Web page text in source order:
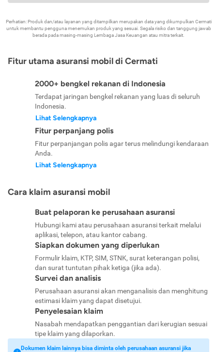
Perhatian: Produk dan/atau layanan yang ditampilkan merupakan data yang dikumpulkan Cermati
untuk membantu pengguna menemukan produk yang sesuai. Segala risiko dan tanggung jawab
berada pada masing-masing Lembaga Jasa Keuangan atau mitra terkait.
Fitur utama asuransi mobil di Cermati
2000+ bengkel rekanan di Indonesia
Terdapat jaringan bengkel rekanan yang luas di seluruh
Indonesia.
Lihat Selengkapnya
Fitur perpanjang polis
Fitur perpanjangan polis agar terus melindungi kendaraan
Anda.
Lihat Selengkapnya
Cara klaim asuransi mobil
Buat pelaporan ke perusahaan asuransi
Hubungi kami atau perusahaan asuransi terkait melalui
aplikasi, telepon, atau kantor cabang.
Siapkan dokumen yang diperlukan
Formulir klaim, KTP, SIM, STNK, surat keterangan polisi,
dan surat tuntutan pihak ketiga (jika ada).
Survei dan analisis
Perusahaan asuransi akan menganalisis dan menghitung
estimasi klaim yang dapat disetujui.
Penyelesaian klaim
Nasabah mendapatkan penggantian dari kerugian sesuai
tipe klaim yang dilaporkan.
Dokumen klaim lainnya bisa diminta oleh perusahaan asuransi jika